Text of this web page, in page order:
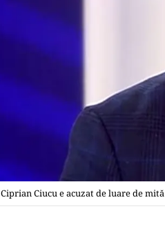
Ciprian Ciucu e acuzat de luare de mită